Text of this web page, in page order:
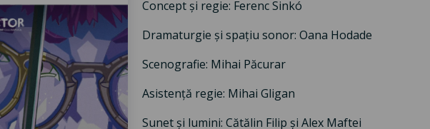
Concept și regie: Ferenc Sinkó
Dramaturgie și spațiu sonor: Oana Hodade
Scenografie: Mihai Păcurar
Asistență regie: Mihai Gligan
Sunet și lumini: Cătălin Filip și Alex Maftei